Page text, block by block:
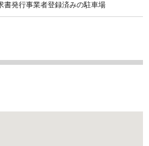
書発行事業者登録済みの駐車場